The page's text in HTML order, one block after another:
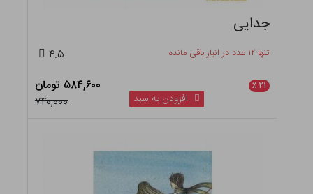
جدایی
تنها ۱۲ عدد در انبار باقی مانده ۴.۵
۲۱ ٪
۵۸۴,۶۰۰ تومان
۷۴۰,۰۰۰
افزودن به سبد